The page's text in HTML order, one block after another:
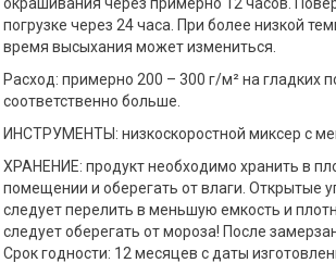
погрузке через 24 часа. При более низкой
время высыхания может измениться.
Расход: примерно 200 – 300 г/м² на гладких
соответственно больше.
ИНСТРУМЕНТЫ: низкоскоростной миксер с
ХРАНЕНИЕ: продукт необходимо хранить в
помещении и оберегать от влаги. Открытые
следует перелить в меньшую емкость и
следует оберегать от мороза! После
Срок годности: 12 месяцев с даты